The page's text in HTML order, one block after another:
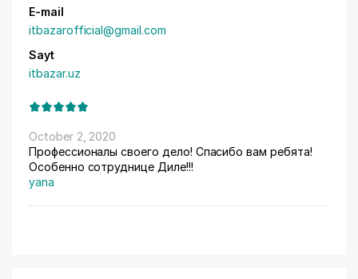
E-mail
itbazarofficial@gmail.com
Sayt
itbazar.uz
October 2, 2020
Профессионалы своего дело! Спасибо вам ребята!
Особенно сотруднице Диле!!!
yana